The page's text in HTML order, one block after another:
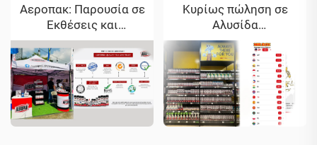
Αεροπακ: Παρουσία σε
Εκθέσεις και
Αναγνωρισμένα
Πιστοποιητικά
Κυρίως πώληση σε
Αλυσίδα
Καταστημάτων MR DIY